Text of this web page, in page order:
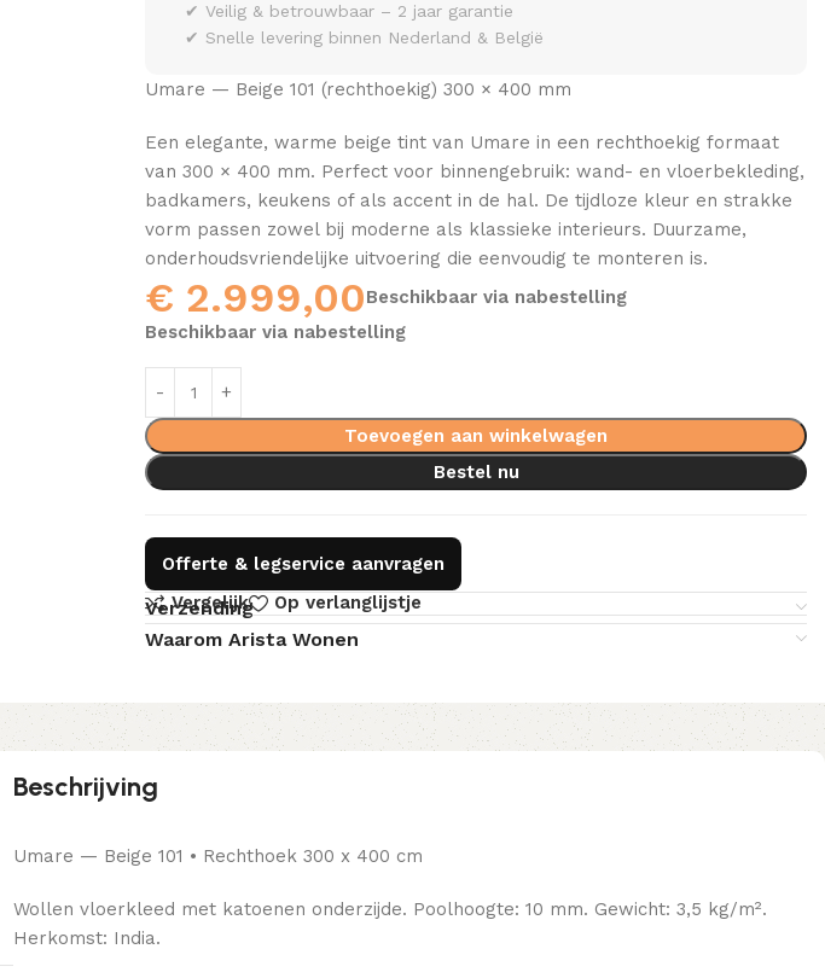
✔ Veilig & betrouwbaar – 2 jaar garantie
✔ Snelle levering binnen Nederland & België
Umare — Beige 101 (rechthoekig) 300 × 400 mm
Een elegante, warme beige tint van Umare in een rechthoekig formaat
van 300 × 400 mm. Perfect voor binnengebruik: wand- en vloerbekleding,
badkamers, keukens of als accent in de hal. De tijdloze kleur en strakke
vorm passen zowel bij moderne als klassieke interieurs. Duurzame,
onderhoudsvriendelijke uitvoering die eenvoudig te monteren is.
€ 2.999,00Beschikbaar via nabestelling
Beschikbaar via nabestelling
Toevoegen aan winkelwagen
Bestel nu
Offerte & legservice aanvragen
Vergelijk
Op verlanglijstje
Verzending
Waarom Arista Wonen
Beschrijving
Umare — Beige 101 • Rechthoek 300 x 400 cm
Wollen vloerkleed met katoenen onderzijde. Poolhoogte: 10 mm. Gewicht: 3,5 kg/m².
Herkomst: India.